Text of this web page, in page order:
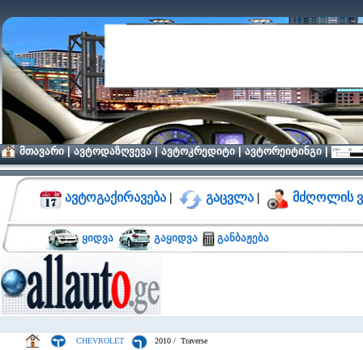
მთავარი|ავტოდაზღვევა|ავტოკრედიტი|ავტორეიტინგი|
ავტოგაქირავება | გაცვლა | მძღოლის
ყიდვა გაყიდვა განბაჟება
CHEVROLET 2010 / Traverse